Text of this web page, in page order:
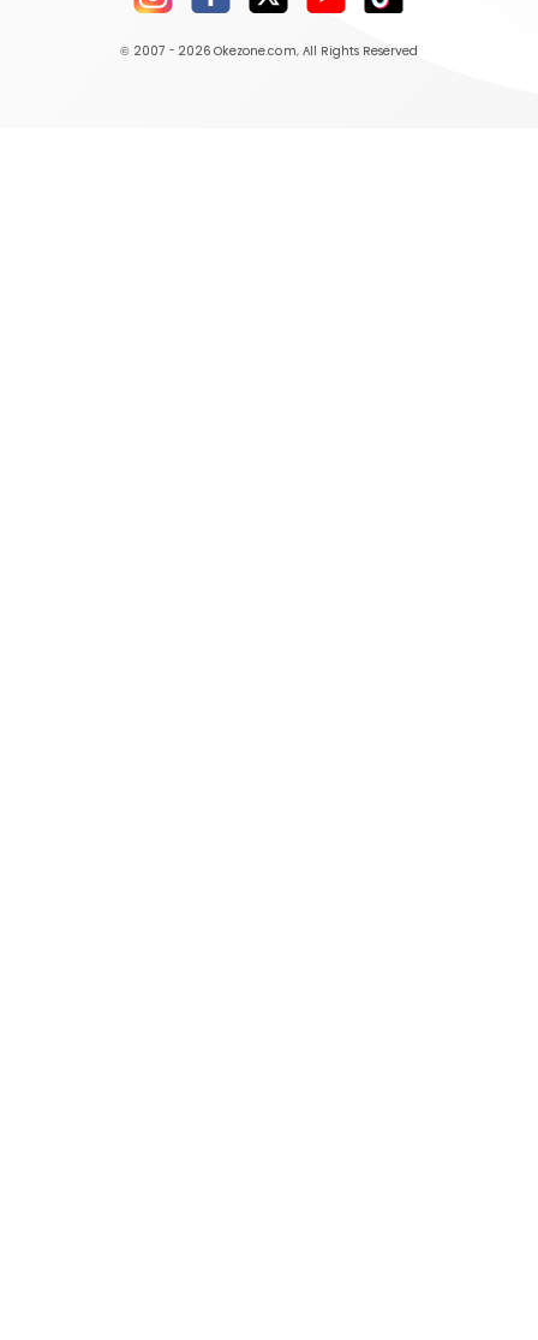
© 2007 - 2026 Okezone.com, All Rights Reserved